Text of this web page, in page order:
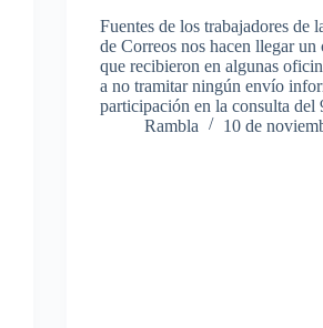
Fuentes de los trabajadores de
de Correos nos hacen llegar
que recibieron en algunas
a no tramitar ningún envío
participación en la consulta
Rambla
10 de